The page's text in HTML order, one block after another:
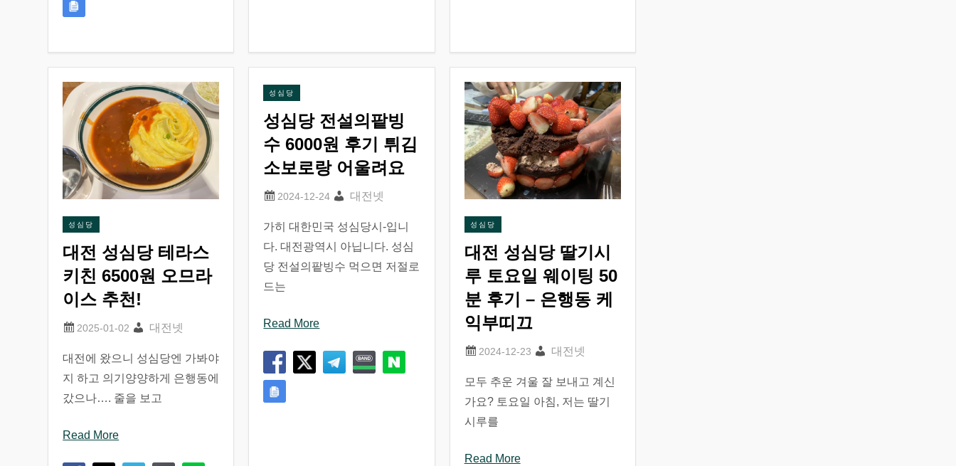
성심당
대전 성심당 테라스
키친 6500원 오므라
이스 추천!
대전넷
대전에 왔으니 성심당엔 가봐야
지 하고 의기양양하게 은행동에
갔으나…. 줄을 보고
Read More
성심당
성심당 전설의팥빙
수 6000원 후기 튀김
소보로랑 어울려요
대전넷
가히 대한민국 성심당시-입니
다. 대전광역시 아닙니다. 성심
당 전설의팥빙수 먹으면 저절로
드는
Read More
성심당
대전 성심당 딸기시
루 토요일 웨이팅 50
분 후기 – 은행동 케
익부띠끄
대전넷
모두 추운 겨울 잘 보내고 계신
가요? 토요일 아침, 저는 딸기
시루를
Read More